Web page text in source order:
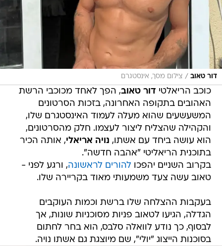
דור טאוב / צילום מסך, אינסטגרם
כוכב הריאלטי דור טאוב, הפך לאחד מכוכבי הרשת
האהובים בתקופה האחרונה, בזכות הסרטונים
המשעשעים שהוא מעלה לעמוד האינסטגרם שלו,
והקהילה שהצליח ליצור לעצמו. חלק מהסרטונים,
הוא עושה ביחד עם אשתו, נויה אריאלי, אותה הכיר
בתוכנית הריאליטי "אהבה חדשה".
בקרוב השניים יהפכולהורים לראשונה, ורגע לפני -
טאוב עשה צעד משמעותי מאוד בקריירה שלו.
בעקבות ההצלחה שלו ברשת וכמות העוקבים
הגדלה, הגיעו לטאוב פניות מסוכניות שונות, אך
לבסוף, כך נודע לוואלה סלבס, הוא בחר לחתום
בסוכנות הייצוג "יולי", שם מיוצגת גם אשתו נויה.